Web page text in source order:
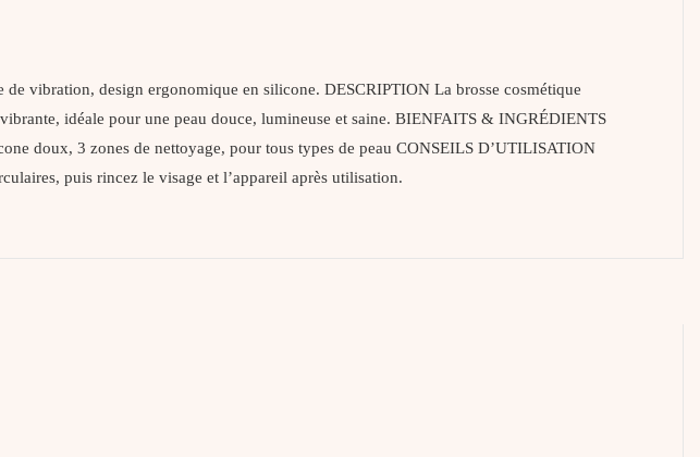
vibration, design ergonomique en silicone. DESCRIPTION La brosse cosmétique
idéale pour une peau douce, lumineuse et saine. BIENFAITS & INGRÉDIENTS
doux, 3 zones de nettoyage, pour tous types de peau CONSEILS D’UTILISATION
puis rincez le visage et l’appareil après utilisation.